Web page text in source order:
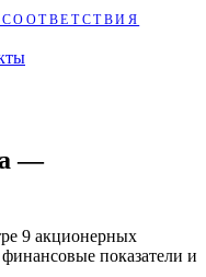
—
9 акционерных
показатели и